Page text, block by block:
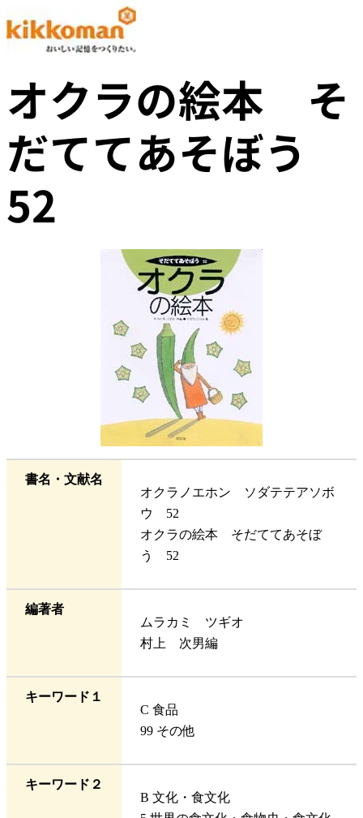
オクラの絵本 そ
だててあそぼう
52
書名・文献名
オクラノエホン ソダテテアソボ
ウ 52
オクラの絵本 そだててあそぼ
う 52
編著者
ムラカミ ツギオ
村上 次男編
キーワード１
C 食品
99 その他
キーワード２
B 文化・食文化